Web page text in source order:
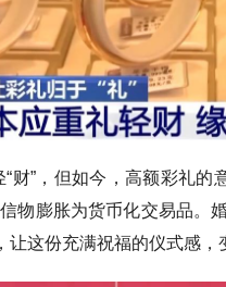
“财”，但如今，高额彩礼
物膨胀为货币化交易品。
这份充满祝福的仪式感，